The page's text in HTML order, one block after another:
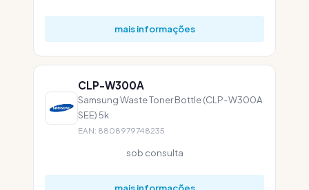
mais informações
CLP-W300A
Samsung Waste Toner Bottle (CLP-W300A
SEE) 5k
EAN: 8808979748235
sob consulta
mais informações